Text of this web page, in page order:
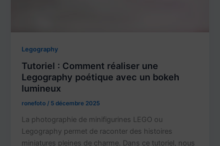
Legography
Tutoriel : Comment réaliser une
Legography poétique avec un bokeh
lumineux
ronefoto/ 5 décembre 2025
La photographie de minifigurines LEGO ou
Legography permet de raconter des histoires
miniatures pleines de charme. Dans ce tutoriel, nous